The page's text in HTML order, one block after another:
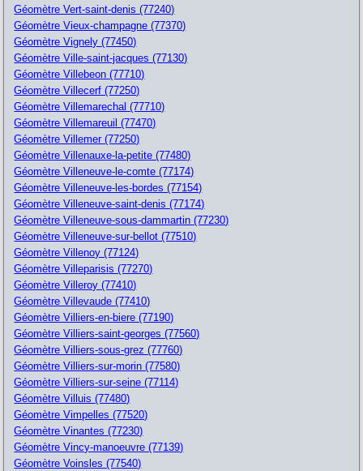
Géomètre Vert-saint-denis (77240)
Géomètre Vieux-champagne (77370)
Géomètre Vignely (77450)
Géomètre Ville-saint-jacques (77130)
Géomètre Villebeon (77710)
Géomètre Villecerf (77250)
Géomètre Villemarechal (77710)
Géomètre Villemareuil (77470)
Géomètre Villemer (77250)
Géomètre Villenauxe-la-petite (77480)
Géomètre Villeneuve-le-comte (77174)
Géomètre Villeneuve-les-bordes (77154)
Géomètre Villeneuve-saint-denis (77174)
Géomètre Villeneuve-sous-dammartin (77230)
Géomètre Villeneuve-sur-bellot (77510)
Géomètre Villenoy (77124)
Géomètre Villeparisis (77270)
Géomètre Villeroy (77410)
Géomètre Villevaude (77410)
Géomètre Villiers-en-biere (77190)
Géomètre Villiers-saint-georges (77560)
Géomètre Villiers-sous-grez (77760)
Géomètre Villiers-sur-morin (77580)
Géomètre Villiers-sur-seine (77114)
Géomètre Villuis (77480)
Géomètre Vimpelles (77520)
Géomètre Vinantes (77230)
Géomètre Vincy-manoeuvre (77139)
Géomètre Voinsles (77540)